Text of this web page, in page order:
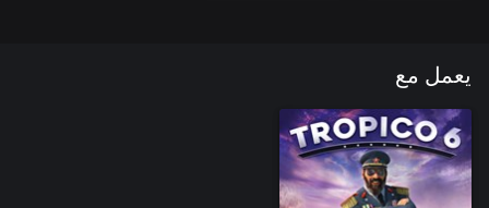
يعمل مع